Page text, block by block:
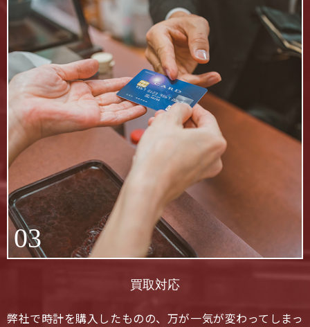
03
買取対応
弊社で時計を購入したものの、万が一気が変わってしまっ